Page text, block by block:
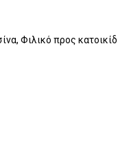
Φιλικό προς